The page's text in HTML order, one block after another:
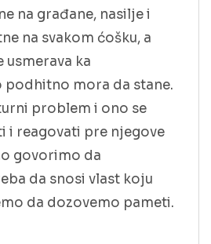
na građane, nasilje i
na svakom ćošku, a
usmerava ka
podhitno mora da stane.
problem i ono se
i reagovati pre njegove
govorimo da
da snosi vlast koju
da dozovemo pameti.